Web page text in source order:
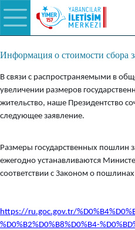
Информация о стоимости сбора
В связи с распространяемыми в
увеличении размеров
жительство, наше Президентство
следующее заявление.
Размеры государственных пошлин
ежегодно устанавливаются
соответствии с Законом о
https://ru.goc.gov.tr/
%D0%B2%D0%B8%D0%B4-